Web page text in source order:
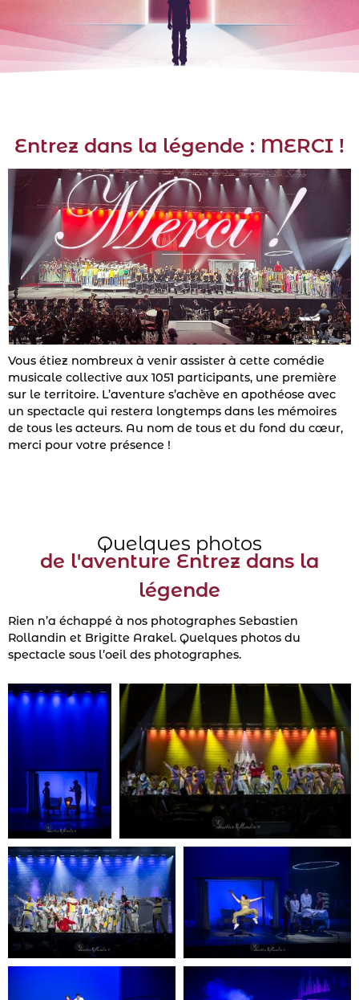
Entrez dans la légende : MERCI !
Vous étiez nombreux à venir assister à cette comédie
musicale collective aux 1051 participants, une première
sur le territoire. L’aventure s’achève en apothéose avec
un spectacle qui restera longtemps dans les mémoires
de tous les acteurs. Au nom de tous et du fond du cœur,
merci pour votre présence !
Quelques photos
de l'aventure Entrez dans la
légende
Rien n’a échappé à nos photographes Sebastien
Rollandin et Brigitte Arakel. Quelques photos du
spectacle sous l’oeil des photographes.